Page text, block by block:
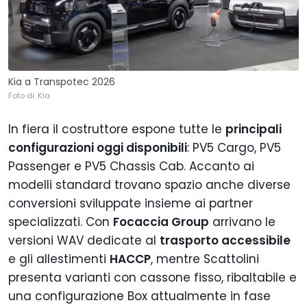
Kia a Transpotec 2026
Foto di: Kia
In fiera il costruttore espone tutte le principali
configurazioni oggi disponibili: PV5 Cargo, PV5
Passenger e PV5 Chassis Cab. Accanto ai
modelli standard trovano spazio anche diverse
conversioni sviluppate insieme ai partner
specializzati. Con Focaccia Group arrivano le
versioni WAV dedicate al trasporto accessibile
e gli allestimenti HACCP, mentre Scattolini
presenta varianti con cassone fisso, ribaltabile e
una configurazione Box attualmente in fase